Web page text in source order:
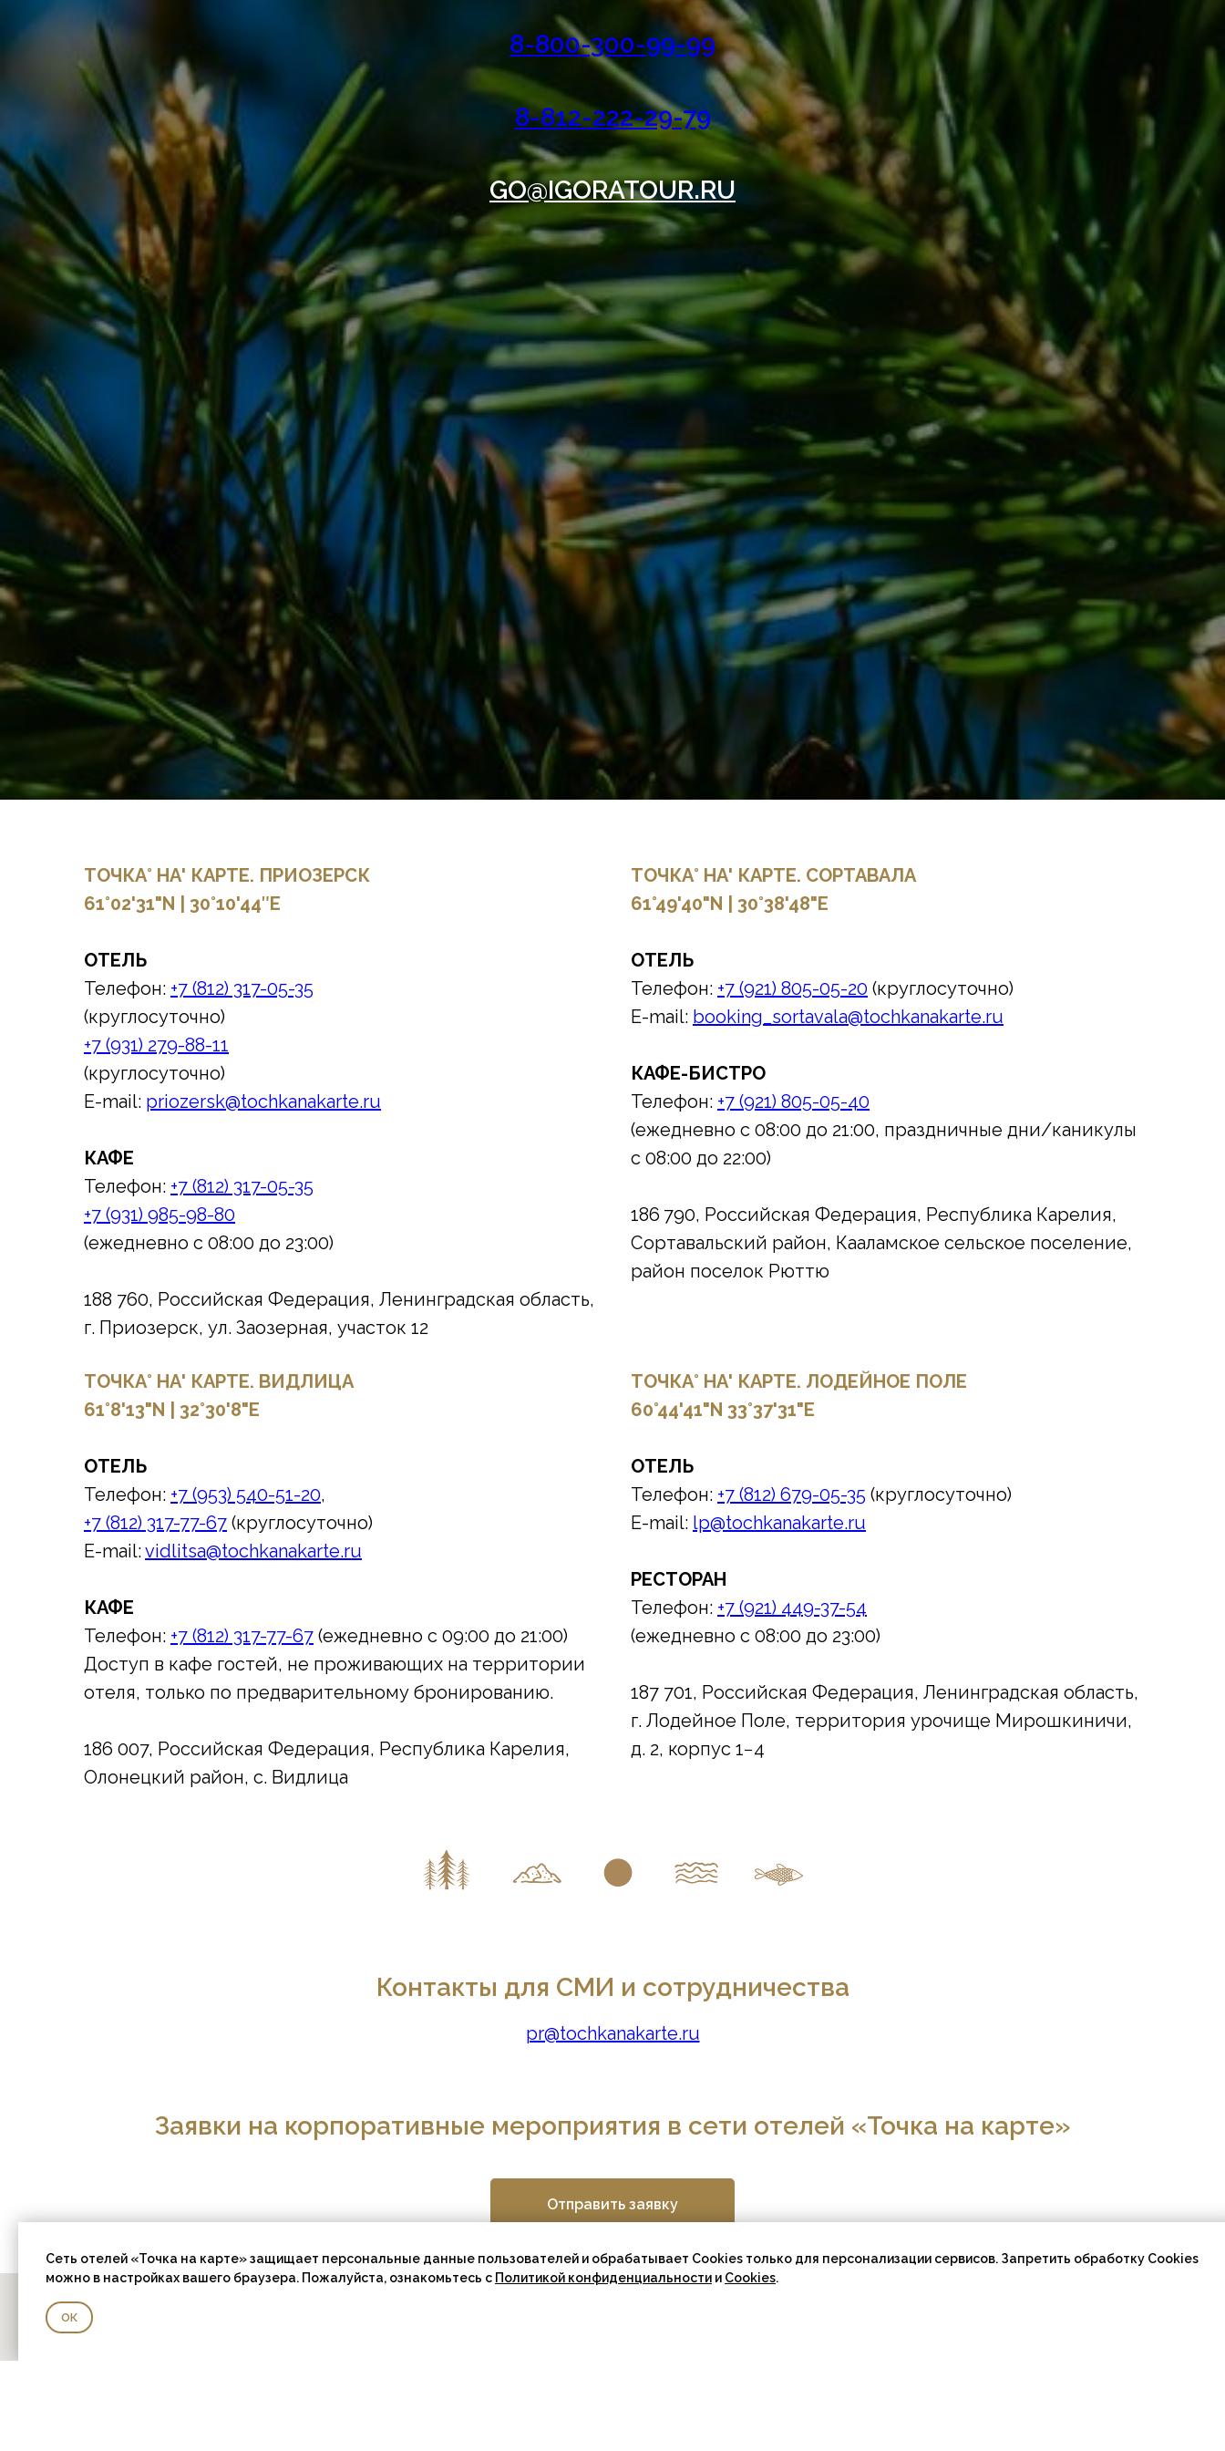
8-800-300-99-99
8-812-222-29-79
GO@IGORATOUR.RU
ТОЧКА° НА' КАРТЕ. ПРИОЗЕРСК
61°02'31"N | 30°10'44″E
ОТЕЛЬ
Телефон: +7 (812) 317-05-35
(круглосуточно)
+7 (931) 279-88-11
(круглосуточно)
E-mail: priozersk@tochkanakarte.ru
КАФЕ
Телефон: +7 (812) 317-05-35
+7 (931) 985-98-80
(ежедневно с 08:00 до 23:00)
188 760, Российская Федерация, Ленинградская область,
г. Приозерск, ул. Заозерная, участок 12
ТОЧКА° НА' КАРТЕ. СОРТАВАЛА
61°49'40"N | 30°38'48"E
ОТЕЛЬ
Телефон: +7 (921) 805-05-20 (круглосуточно)
E-mail: booking_sortavala@tochkanakarte.ru
КАФЕ-БИСТРО
Телефон: +7 (921) 805-05-40
(ежедневно с 08:00 до 21:00, праздничные дни/каникулы
с 08:00 до 22:00)
186 790, Российская Федерация, Республика Карелия,
Сортавальский район, Кааламское сельское поселение,
район поселок Рюттю
ТОЧКА° НА' КАРТЕ. ВИДЛИЦА
61°8'13"N 32°30'8"E
ОТЕЛЬ
Телефон: +7 (953) 540-51-20,
+7 (812) 317-77-67 (круглосуточно)
E-mail:vidlitsa@tochkanakarte.ru
КАФЕ
Телефон: +7 (812) 317-77-67 (ежедневно с 09:00 до 21:00)
Доступ в кафе гостей, не проживающих на территории
отеля, только по предварительному бронированию.
186 007, Российская Федерация, Республика Карелия,
Олонецкий район, с. Видлица
ТОЧКА° НА' КАРТЕ. ЛОДЕЙНОЕ ПОЛЕ
60°44'41"N 33°37'31"E
ОТЕЛЬ
Телефон: +7 (812) 679-05-35 (круглосуточно)
E-mail: lp@tochkanakarte.ru
РЕСТОРАН
Телефон: +7 (921) 449-37-54
(ежедневно с 08:00 до 23:00)
187 701, Российская Федерация, Ленинградская область,
г. Лодейное Поле, территория урочище Мирошкиничи,
д. 2, корпус 1−4
Контакты для СМИ и сотрудничества
pr@tochkanakarte.ru
Заявки на корпоративные мероприятия в сети отелей «Точка на карте»
Отправить заявку
Сеть отелей «Точка на карте» защищает персональные данные пользователей и обрабатывает Cookies только для персонализации сервисов. Запретить обработку Cookies
можно в настройках вашего браузера. Пожалуйста, ознакомьтесь с Политикой конфиденциальности и Cookies.
ОК